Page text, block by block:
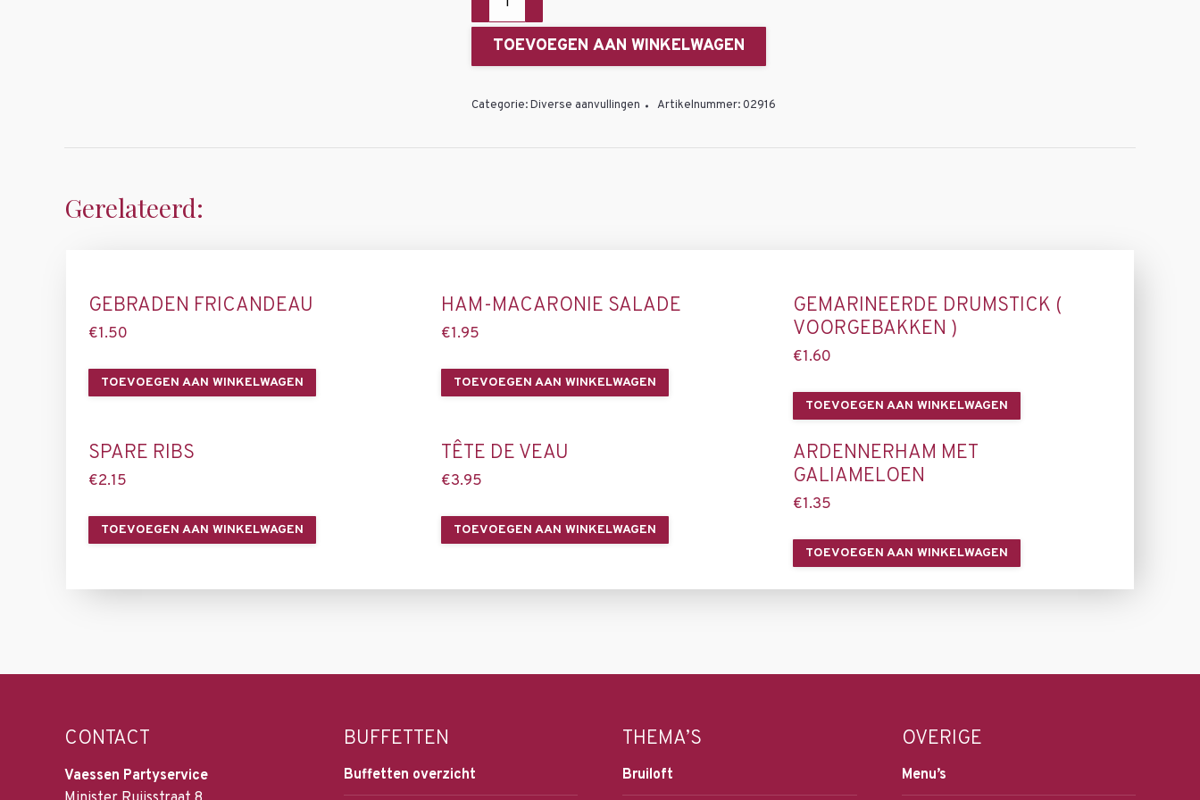
forel
met
amandelen
TOEVOEGEN AAN WINKELWAGEN
Categorie:Diverse aanvullingen Artikelnummer:02916
Gerelateerd:
GEBRADEN FRICANDEAU
€1.50
TOEVOEGEN AAN WINKELWAGEN
HAM-MACARONIE SALADE
€1.95
TOEVOEGEN AAN WINKELWAGEN
GEMARINEERDE DRUMSTICK (
VOORGEBAKKEN )
€1.60
TOEVOEGEN AAN WINKELWAGEN
SPARE RIBS
€2.15
TOEVOEGEN AAN WINKELWAGEN
TÊTE DE VEAU
€3.95
TOEVOEGEN AAN WINKELWAGEN
ARDENNERHAM MET
GALIAMELOEN
€1.35
TOEVOEGEN AAN WINKELWAGEN
CONTACT
Vaessen Partyservice
BUFFETTEN
Buffetten overzicht
THEMA’S
Bruiloft
OVERIGE
Menu’s